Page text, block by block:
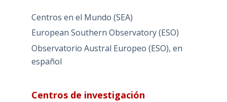
Centros en el Mundo (SEA)
European Southern Observatory (ESO)
Observatorio Austral Europeo (ESO), en
español
Centros de investigación